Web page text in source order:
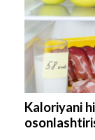
Kaloriyani